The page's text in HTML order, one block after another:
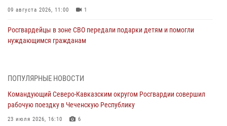
09 августа 2026, 11:00 1
Росгвардейцы в зоне СВО передали подарки детям и помогли
нуждающимся гражданам
В Чеченской Республике пожарные расчеты Росгвардии и МЧС
09 августа 2026, 08:00
В Центральных регионах России продолжается ведомственная
ПОПУЛЯРНЫЕ НОВОСТИ
Командующий Северо-Кавказским округом Росгвардии совершил
рабочую поездку в Чеченскую Республику
23 июля 2026, 16:10 6